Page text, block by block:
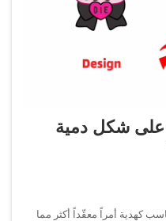
على شكل دمية
كهدية أمراً معقّداً أكثر مما